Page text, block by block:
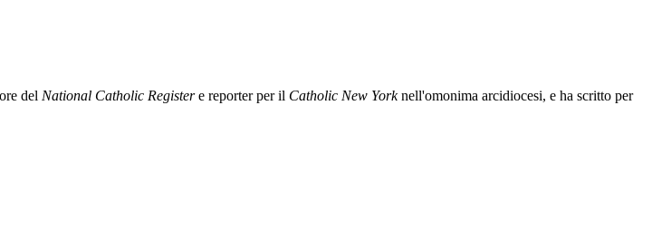
del National Catholic Registere reporter per il Catholic New Yorknell'omonima arcidiocesi, e ha scritto per